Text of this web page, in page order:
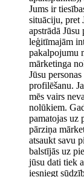
Jums ir
situāciju, pret
apstrādā Jūsu
leģitīmajām
pakalpojumu
mārketinga
Jūsu
profilēšanu.
mēs vairs
nolūkiem.
pamatojas uz
pārziņa
atsaukt savu
balstījās uz
jūsu dati tiek
iesniegt